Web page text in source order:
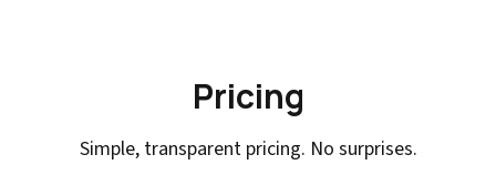
Pricing
Simple, transparent pricing. No surprises.